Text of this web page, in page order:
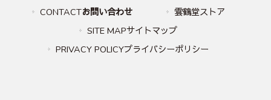
CONTACTお問い合わせ
雲鶴堂ストア
SITE MAPサイトマップ
PRIVACY POLICYプライバシーポリシー